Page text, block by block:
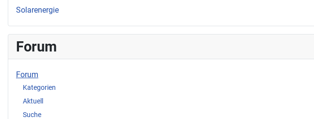
Solarenergie
Forum
Forum
Kategorien
Aktuell
Suche